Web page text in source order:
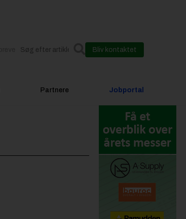
Bliv kontaktet
Partnere Jobportal